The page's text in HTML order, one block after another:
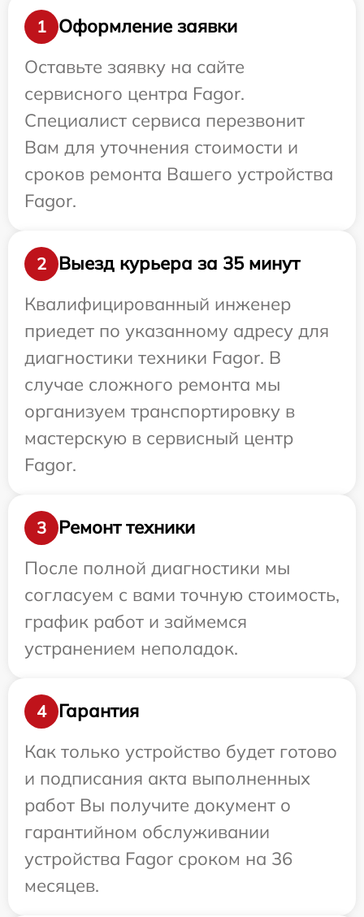
1
Оформление заявки
Оставьте заявку на сайте
сервисного центра Fagor.
Специалист сервиса перезвонит
Вам для уточнения стоимости и
сроков ремонта Вашего устройства
Fagor.
2
Выезд курьера за 35 минут
Квалифицированный инженер
приедет по указанному адресу для
диагностики техники Fagor. В
случае сложного ремонта мы
организуем транспортировку в
мастерскую в сервисный центр
Fagor.
3
Ремонт техники
После полной диагностики мы
согласуем с вами точную стоимость,
график работ и займемся
устранением неполадок.
4
Гарантия
Как только устройство будет готово
и подписания акта выполненных
работ Вы получите документ о
гарантийном обслуживании
устройства Fagor сроком на 36
месяцев.